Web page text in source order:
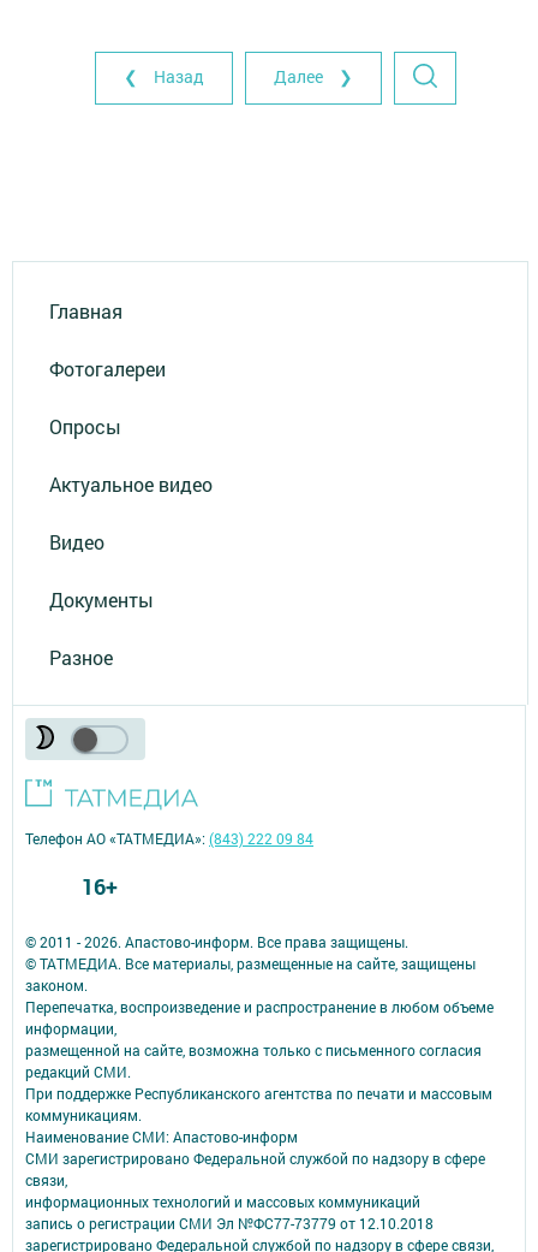
❮ Назад Далее ❯
Главная
Фотогалереи
Опросы
Актуальное видео
Видео
Документы
Разное
© 2011 - 2026. Апастово-информ. Все права защищены.
© ТАТМЕДИА. Все материалы, размещенные на сайте, защищены
законом.
Перепечатка, воспроизведение и распространение в любом объеме
информации,
размещенной на сайте, возможна только с письменного согласия
редакций СМИ.
При поддержке Республиканского агентства по печати и массовым
коммуникациям.
Наименование СМИ: Апастово-информ
СМИ зарегистрировано Федеральной службой по надзору в сфере
связи,
информационных технологий и массовых коммуникаций
запись о регистрации СМИ Эл №ФС77-73779 от 12.10.2018
зарегистрировано Федеральной службой по надзору в сфере связи,
Телефон АО «ТАТМЕДИА»:(843) 222 09 84
16+